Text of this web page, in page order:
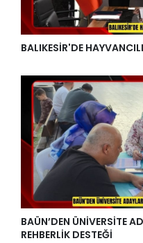
BALIKESİR'DE
BAÜN’DEN ÜNİVERSİTE
REHBERLİK DESTEĞİ